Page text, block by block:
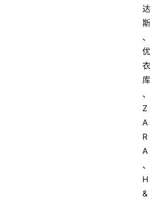
达
斯
、
优
衣
库
、
Z
A
R
A
、
H
&